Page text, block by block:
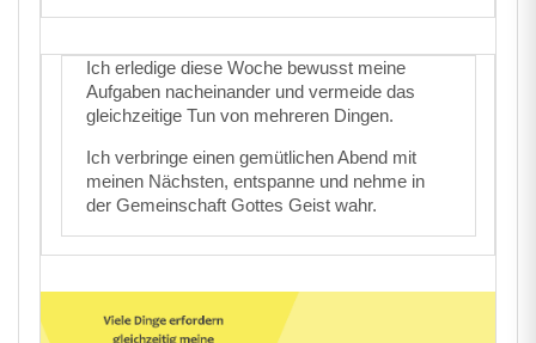
Ich erledige diese Woche bewusst meine
Aufgaben nacheinander und vermeide das
gleichzeitige Tun von mehreren Dingen.
Ich verbringe einen gemütlichen Abend mit
meinen Nächsten, entspanne und nehme in
der Gemeinschaft Gottes Geist wahr.